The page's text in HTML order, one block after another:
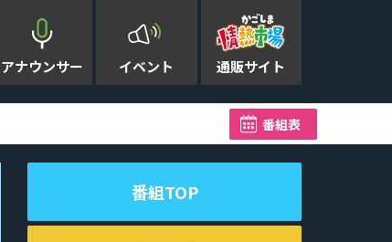
アナウンサー イベント 通販サイト
長崎原爆投下の日 鹿
番組表
番組TOP